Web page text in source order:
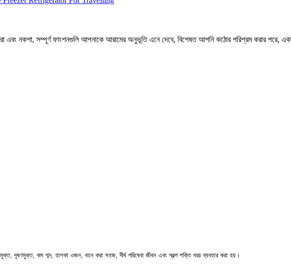
এবং নকশা, সম্পূর্ণ ফাংশনগুলি আপনাকে আরামের অনুভূতি এনে দেবে, বিশেষত আপনি কঠোর পরিশ্রম করার পরে,
দূষণমুক্ত, কম শব্দ, হালকা ওজন, বহন করা সহজ, দীর্ঘ পরিষেবা জীবন এবং স্বল্প শক্তি খরচ ব্যবহার করা হয়।